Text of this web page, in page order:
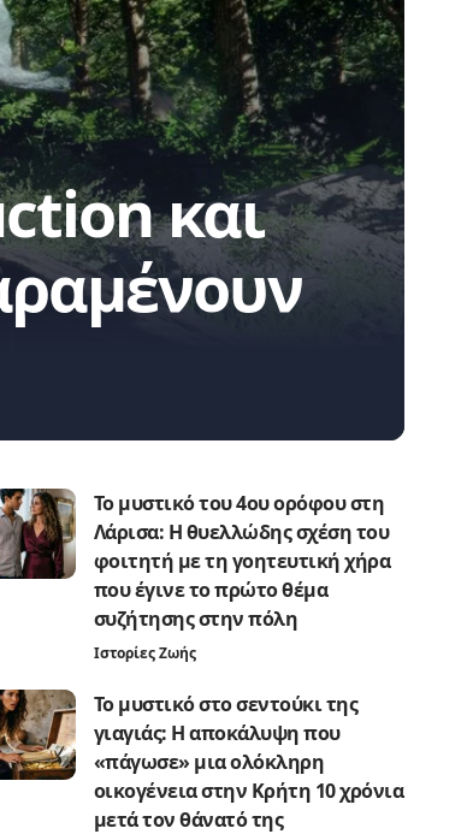
και
Το μυστικό του 4ου ορόφου στη
Λάρισα: Η θυελλώδης σχέση του
φοιτητή με τη γοητευτική χήρα
που έγινε το πρώτο θέμα
συζήτησης στην πόλη
Ιστορίες Ζωής
Το μυστικό στο σεντούκι της
γιαγιάς: Η αποκάλυψη που
«πάγωσε» μια ολόκληρη
οικογένεια στην Κρήτη 10 χρόνια
μετά τον θάνατό της